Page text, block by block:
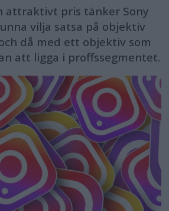
attraktivt pris tänker Sony
vilja satsa på objektiv
då med ett objektiv som
att ligga i proffssegmentet.